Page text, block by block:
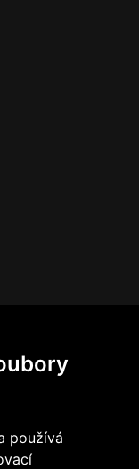
používá
15:00-23:00